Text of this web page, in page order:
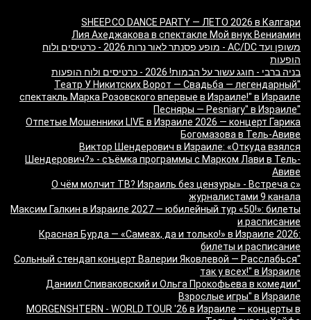
SHEEP.CO DANCE PARTY — ЛЕТО 2026 в Калгари
Лия Ахеджакова в спектакле Мой внук Вениамин
משופן ועד AC/DC - מופע פסנתר לאור נרות 2026 - כרטיסים ולוח
הופעות
בניה ברבי - חוגג עשור על הבמות! 2026 - כרטיסים ולוח הופעות
"Театр У Никитских Ворот — Свадьба — легендарный
спектакль Марка Розовского впервые в Израиле!" в Израиле
"Песняры — Pesniary" в Израиле
Отпетые Мошенники LIVE в Израиле 2026 — концерт Гарика
Богомазова в Тель-Авиве
Виктор Шендерович в Израиле: «Откуда взялся
Шендерович?» - съёмка программы с Марком Лави в Тель-
Авиве
«О чём молчит ТВ? Израиль без цензуры» - Встреча с
журналистами 9 канала
Максим Галкин в Израиле 2027 — юбилейный тур «50!»: билеты
и расписание
Красная Бурда — «Самеах, да и только!» в Израиле 2026:
билеты и расписание
"Сольный стендап концерт Валерии Яковлевой — Расслабься
так у всех!" в Израиле
"Даниил Спиваковский и Ольга Прокофьева в комедии
Взрослые игры" в Израиле
MORGENSHTERN - WORLD TOUR '26 в Израиле — концерты в